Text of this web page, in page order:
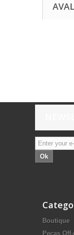
Ok
Boutique
Peças